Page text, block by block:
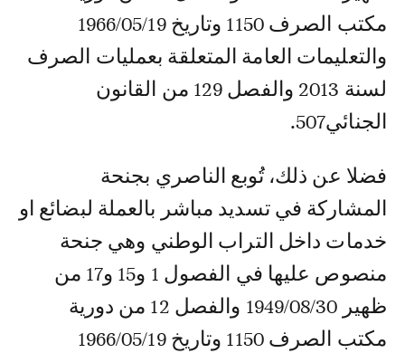
مكتب الصرف 1150 وتاريخ 1966/05/19
والتعليمات العامة المتعلقة بعمليات الصرف
لسنة 2013 والفصل 129 من القانون
الجنائي507.
فضلا عن ذلك، تُوبع الناصري بجنحة
المشاركة في تسديد مباشر بالعملة لبضائع او
خدمات داخل التراب الوطني وهي جنحة
منصوص عليها في الفصول 1 و15 و17 من
ظهير 1949/08/30 والفصل 12 من دورية
مكتب الصرف 1150 وتاريخ 1966/05/19